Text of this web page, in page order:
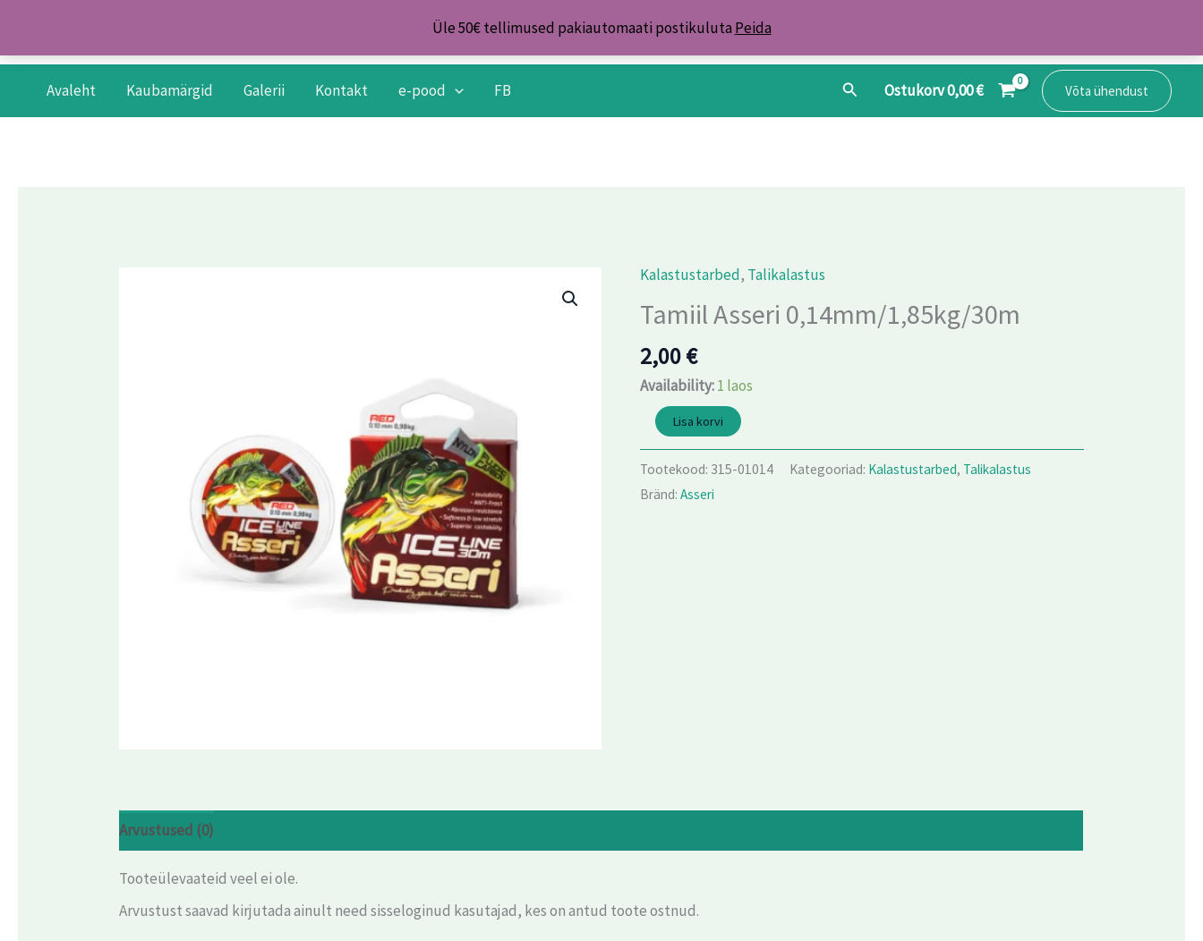
Üle 50€ tellimused pakiautomaati postikuluta Peida
content
Avaleht
Kaubamärgid Galerii Kontakt e-pood FB SearchOstukorv0,00€ Võta ühendust
Kalastustarbed, Talikalastus
Tamiil Asseri 0,14mm/1,85kg/30m
2,00€
Availability:1 laos
Tamiil
Asseri
0,14mm/1,85kg/30m
kogus
Lisa korvi
Tootekood: 315-01014 Kategooriad: Kalastustarbed, Talikalastus
Bränd:Asseri
Arvustused (0)
Tooteülevaateid veel ei ole.
Arvustust saavad kirjutada ainult need sisseloginud kasutajad, kes on antud toote ostnud.